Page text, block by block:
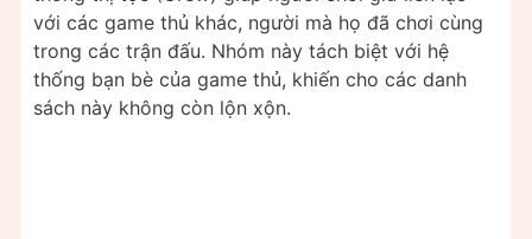
với các game thủ khác, người mà họ đã chơi cùng
trong các trận đấu. Nhóm này tách biệt với hệ
thống bạn bè của game thủ, khiến cho các danh
sách này không còn lộn xộn.